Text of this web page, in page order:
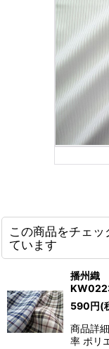
この商品をチェ
ています
播州織
590円(
商品詳
率 ポリ